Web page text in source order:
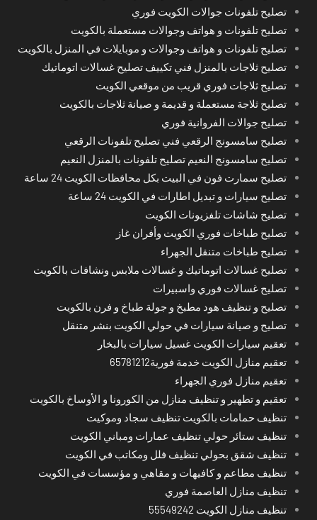
تصليح تلفونات جوالات الكويت فوري
تصليح تلفونات و هواتف وجوالات مستعملة بالكويت
تصليح تلفونات و هواتف وجوالات و موبايلات في المنزل بالكويت
تصليح ثلاجات بالمنزل فني تكييف تصليح غسالات اتوماتيك
تصليح ثلاجات فوري قريب من موقعي الكويت
تصليح ثلاجة مستعملة و قديمة و صيانة ثلاجات بالكويت
تصليح جوالات الفروانية فوري
تصليح سامسونج الرقعي فني تصليح تلفونات الرقعي
تصليح سامسونج النعيم تصليح تلفونات بالمنزل النعيم
تصليح سمارت فون في البيت بكل محافظات الكويت 24 ساعة
تصليح سيارات و تبديل اطارات في الكويت 24 ساعة
تصليح شاشات تلفزيونات الكويت
تصليح طباخات فوري الكويت وأفران غاز
تصليح طباخات متنقل الجهراء
تصليح غسالات اتوماتيك و غسالات ملابس ونشافات بالكويت
تصليح غسالات فوري واسبيرات
تصليح و تنظيف هود مطبخ و جولة طباخ و فرن بالكويت
تصليح و صيانة سيارات في حولي الكويت بنشر متنقل
تعقيم سيارات الكويت غسيل سيارات بالبخار
تعقيم منازل الكويت خدمة فورية65781212
تعقيم منازل فوري الجهراء
تعقيم و تطهير و تنظيف منازل من الكورونا و الأوساخ بالكويت
تنظيف حمامات بالكويت تنظيف سجاد وموكيت
تنظيف ستائر حولي تنظيف عمارات ومباني الكويت
تنظيف شقق بحولي تنظيف فلل ومكاتب في الكويت
تنظيف مطاعم و كافيهات و مقاهي و مؤسسات في الكويت
تنظيف منازل العاصمة فوري
تنظيف منازل الكويت 55549242